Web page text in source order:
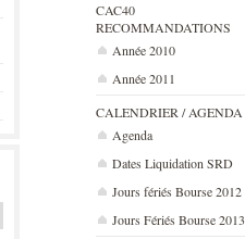
CAC40
RECOMMANDATIONS
Année 2010
Année 2011
CALENDRIER / AGENDA
Agenda
Dates Liquidation SRD
Jours fériés Bourse 2012
Jours Fériés Bourse 2013